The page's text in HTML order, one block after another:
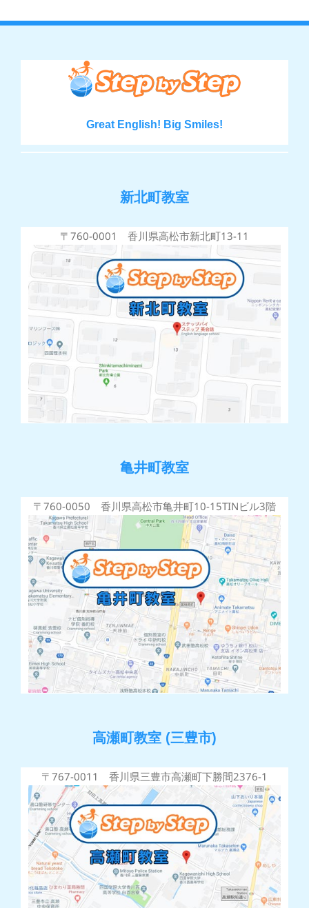
Great English! Big Smiles!
新北町教室
〒760-0001 香川県高松市新北町13-11
亀井町教室
〒760-0050 香川県高松市亀井町10-15TINビル3階
高瀬町教室 (三豊市)
〒767-0011 香川県三豊市高瀬町下勝間2376-1